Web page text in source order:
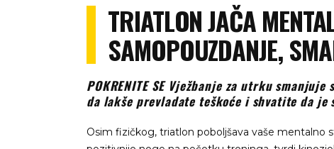
TRIATLON JAČA
SAMOPOUZDANJE,
POKRENITE SE Vježbanje za utrku
da lakše prevladate teškoće i shvatite da je
Osim fizičkog, triatlon poboljšava vaše mentalno